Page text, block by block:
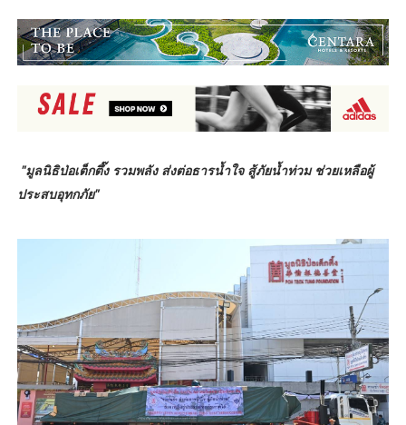
"มูลนิธิป่อเต็กตึ๊ง รวมพลัง ส่งต่อธารน้ำใจ สู้ภัยน้ำท่วม ช่วยเหลือผู้
ประสบอุทกภัย"